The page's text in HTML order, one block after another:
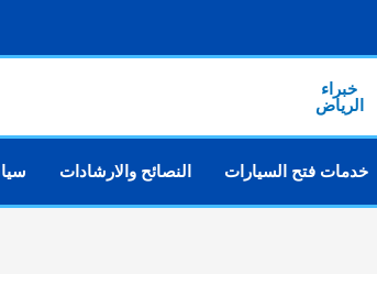
خدمات فتح السيارات النصائح والارشادات